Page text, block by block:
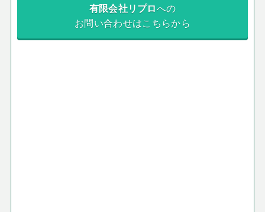
有限会社リプロへの
お問い合わせはこちらから